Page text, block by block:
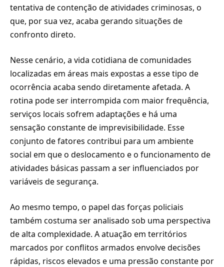
tentativa de contenção de atividades criminosas, o
que, por sua vez, acaba gerando situações de
confronto direto.
Nesse cenário, a vida cotidiana de comunidades
localizadas em áreas mais expostas a esse tipo de
ocorrência acaba sendo diretamente afetada. A
rotina pode ser interrompida com maior frequência,
serviços locais sofrem adaptações e há uma
sensação constante de imprevisibilidade. Esse
conjunto de fatores contribui para um ambiente
social em que o deslocamento e o funcionamento de
atividades básicas passam a ser influenciados por
variáveis de segurança.
Ao mesmo tempo, o papel das forças policiais
também costuma ser analisado sob uma perspectiva
de alta complexidade. A atuação em territórios
marcados por conflitos armados envolve decisões
rápidas, riscos elevados e uma pressão constante por